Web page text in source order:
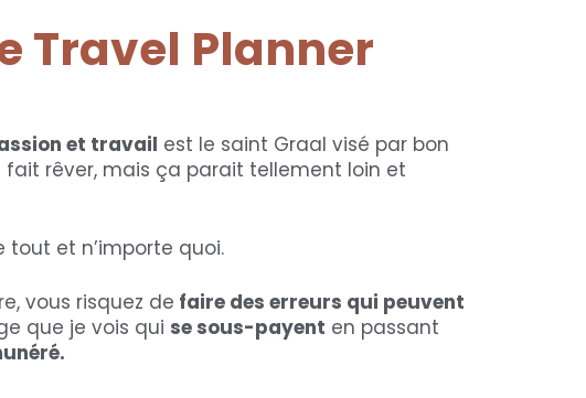
Travel Planner
et travail est le saint Graal visé par bon
fait rêver, mais ça parait tellement loin et
tout et n’importe quoi.
vous risquez de faire des erreurs qui peuvent
que je vois qui se sous-payent en passant